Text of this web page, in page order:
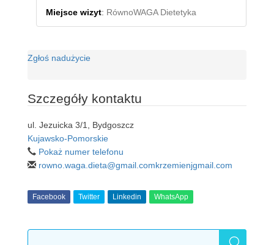
Miejsce wizyt: RównoWAGA Dietetyka
Zgłoś nadużycie
Szczegóły kontaktu
ul. Jezuicka 3/1, Bydgoszcz
Kujawsko-Pomorskie
Pokaż numer telefonu
rowno.waga.dieta@gmail.comkrzemienjgmail.com
Facebook Twitter Linkedin WhatsApp